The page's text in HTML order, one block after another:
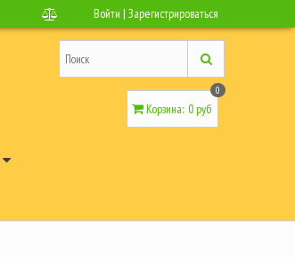
Войти | Зарегистрироваться
Корзина:
0
0 руб